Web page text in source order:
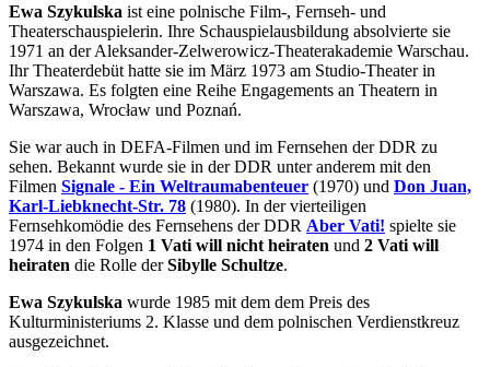
Ewa Szykulska ist eine polnische Film-, Fernseh- und
Theaterschauspielerin. Ihre Schauspielausbildung absolvierte sie
1971 an der Aleksander-Zelwerowicz-Theaterakademie Warschau.
Ihr Theaterdebüt hatte sie im März 1973 am Studio-Theater in
Warszawa. Es folgten eine Reihe Engagements an Theatern in
Warszawa, Wrocław und Poznań.
Sie war auch in DEFA-Filmen und im Fernsehen der DDR zu
sehen. Bekannt wurde sie in der DDR unter anderem mit den
Filmen Signale - Ein Weltraumabenteuer (1970) und Don Juan,
Karl-Liebknecht-Str. 78 (1980). In der vierteiligen
Fernsehkomödie des Fernsehens der DDR Aber Vati! spielte sie
1974 in den Folgen 1 Vati will nicht heiraten und 2 Vati will
heiraten die Rolle derSibylle Schultze.
Ewa Szykulska wurde 1985 mit dem dem Preis des
Kulturministeriums 2. Klasse und dem polnischen Verdienstkreuz
ausgezeichnet.